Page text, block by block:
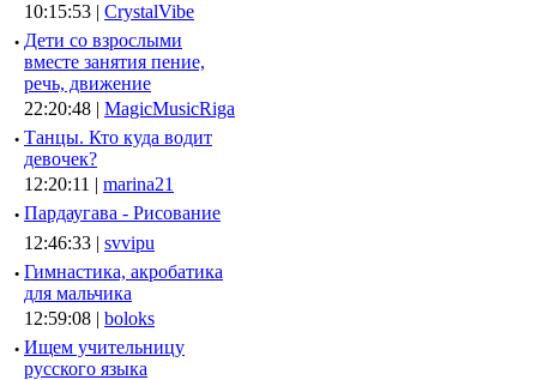
10:15:53 | CrystalVibe
· Дети со взрослыми
вместе занятия пение,
речь, движение
22:20:48 | MagicMusicRiga
· Танцы. Кто куда водит
девочек?
12:20:11 | marina21
· Пардаугава - Рисование
12:46:33 | svvipu
· Гимнастика, акробатика
для мальчика
12:59:08 | boloks
· Ищем учительницу
русского языка